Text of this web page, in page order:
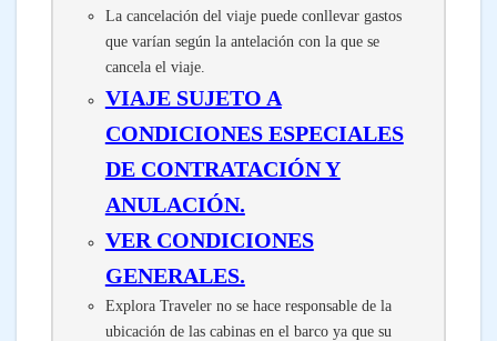
La cancelación del viaje puede conllevar gastos
que varían según la antelación con la que se
cancela el viaje.
VIAJE SUJETO A
CONDICIONES ESPECIALES
DE CONTRATACIÓN Y
ANULACIÓN.
VER CONDICIONES
GENERALES.
Explora Traveler no se hace responsable de la
ubicación de las cabinas en el barco ya que su